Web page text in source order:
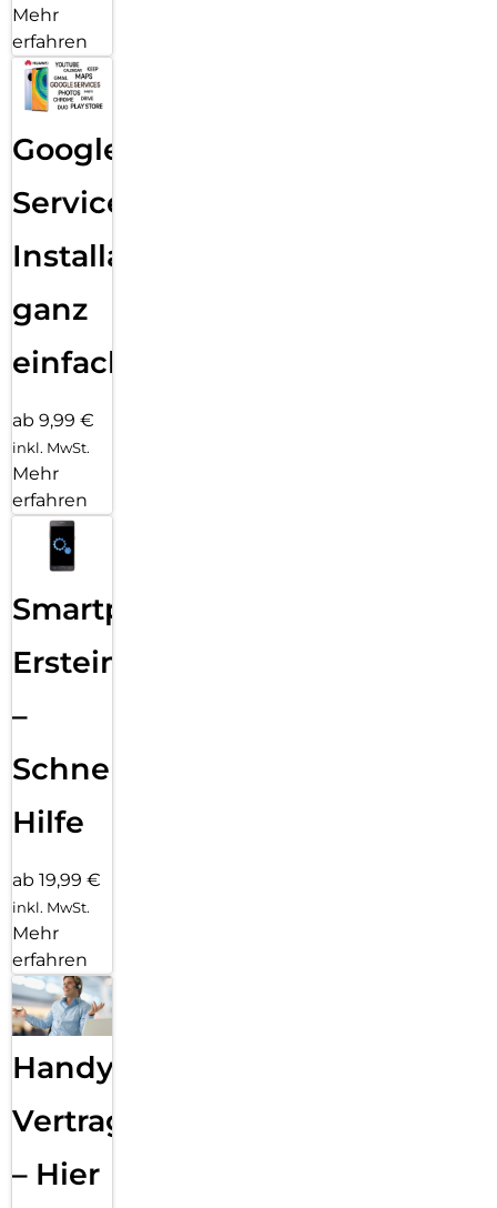
Mehr
erfahren
Google
Services
Installation
ganz
einfach
ab 9,99 €
inkl. MwSt.
Mehr
erfahren
Smartphone
Ersteinrichtung
–
Schnelle
Hilfe
ab 19,99 €
inkl. MwSt.
Mehr
erfahren
Handy
Vertragsabwicklung
– Hier